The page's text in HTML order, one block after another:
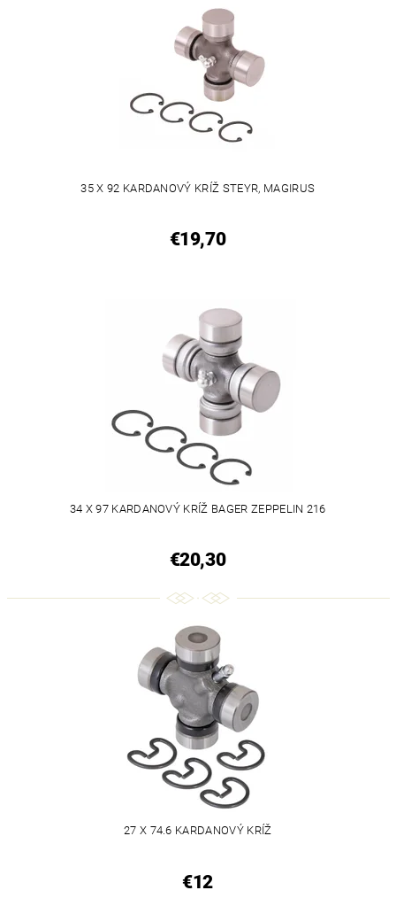
35 X 92 KARDANOVÝ KRÍŽ STEYR, MAGIRUS
€19,70
34 X 97 KARDANOVÝ KRÍŽ BAGER ZEPPELIN 216
€20,30
27 X 74.6 KARDANOVÝ KRÍŽ
€12